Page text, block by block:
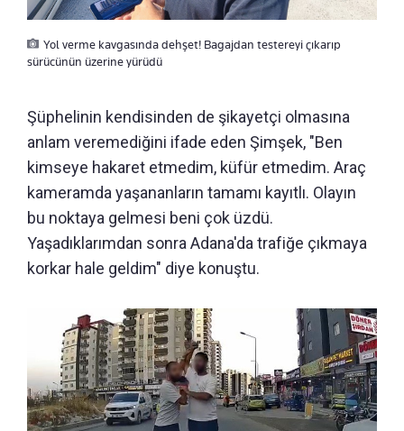
Yol verme kavgasında dehşet! Bagajdan testereyi çıkarıp
sürücünün üzerine yürüdü
Şüphelinin kendisinden de şikayetçi olmasına
anlam veremediğini ifade eden Şimşek, "Ben
kimseye hakaret etmedim, küfür etmedim. Araç
kameramda yaşananların tamamı kayıtlı. Olayın
bu noktaya gelmesi beni çok üzdü.
Yaşadıklarımdan sonra Adana'da trafiğe çıkmaya
korkar hale geldim" diye konuştu.